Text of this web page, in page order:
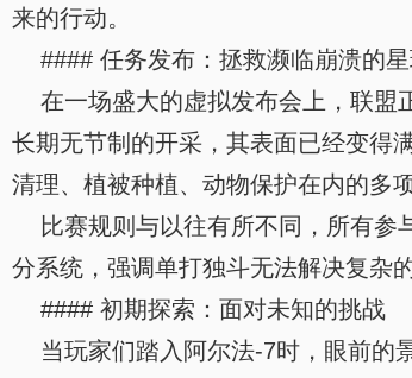
来的行动。
#### 任务发布：拯救濒临崩溃的
在一场盛大的虚拟发布会上，联盟
长期无节制的开采，其表面已经变得
清理、植被种植、动物保护在内的多项
比赛规则与以往有所不同，所有参
分系统，强调单打独斗无法解决复杂
#### 初期探索：面对未知的挑战
当玩家们踏入阿尔法-7时，眼前的